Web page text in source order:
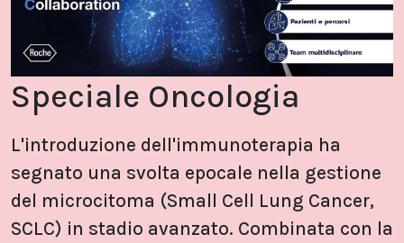
Speciale Oncologia
L'introduzione dell'immunoterapia ha
segnato una svolta epocale nella gestione
del microcitoma (Small Cell Lung Cancer,
SCLC) in stadio avanzato. Combinata con la